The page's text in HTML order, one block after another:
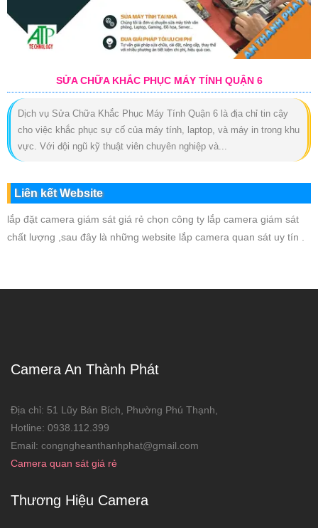
SỬA CHỮA KHẮC PHỤC MÁY TÍNH QUẬN 6
Dịch vụ Sửa Chữa Khắc Phục Máy Tính Quận 6 là địa chỉ tin cậy
cho việc khắc phục sự cố của máy tính, laptop, và máy in trong khu
vực. Với đội ngũ kỹ thuật viên chuyên nghiệp và...
Liên kết Website
lắp đặt camera giám sát giá rẻ chọn công ty lắp camera giám sát
chất lượng ,sau đây là những website lắp camera quan sát uy tín .
Camera An Thành Phát
Địa chỉ: 51 Lũy Bán Bích, Phường Phú Thạnh,
Hotline: 0938.112.399
Email: congngheanthanhphat@gmail.com
Camera quan sát giá rẻ
Thương Hiệu Camera